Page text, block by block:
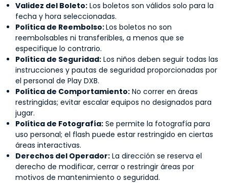
Validez del Boleto: Los boletos son válidos solo para la
fecha y hora seleccionadas.
Política de Reembolso:Los boletos no son
reembolsables ni transferibles, a menos que se
especifique lo contrario.
Política de Seguridad: Los niños deben seguir todas las
instrucciones y pautas de seguridad proporcionadas por
el personal de Play DXB.
Política de Comportamiento: No correr en áreas
restringidas; evitar escalar equipos no designados para
jugar.
Política de Fotografía: Se permite la fotografía para
uso personal; el flash puede estar restringido en ciertas
áreas interactivas.
Derechos del Operador: La dirección se reserva el
derecho de modificar, cerrar o restringir áreas por
motivos de mantenimiento o seguridad.